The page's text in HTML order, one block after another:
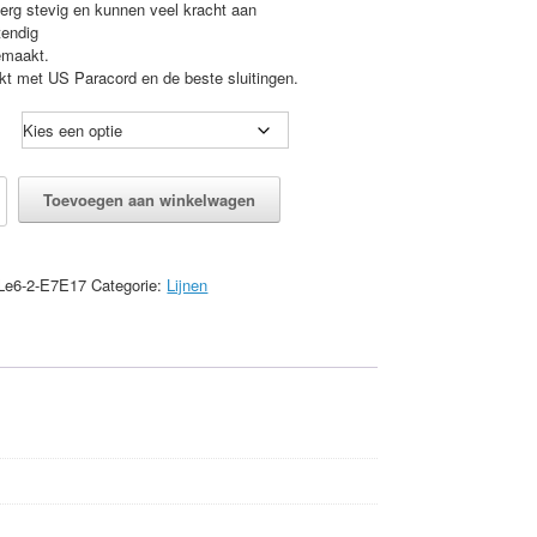
stevig en kunnen veel kracht aan
met US Paracord en de beste sluitingen.
Toevoegen aan winkelwagen
2-E7E17 Categorie: Lijnen